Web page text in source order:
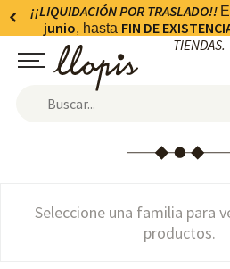
¡¡LIQUIDACIÓN POR TRASLADO!!
junio, hasta FIN DE
TIENDAS.
Seleccione una familia para
productos.